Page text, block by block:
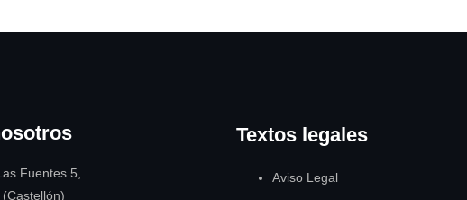
Fuentes 5,
Textos legales
Aviso Legal